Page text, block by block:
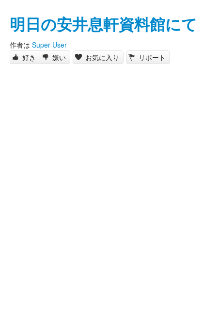
明日の安井息軒資料館にて
作者は Super User
好き
嫌い お気に入り リポート